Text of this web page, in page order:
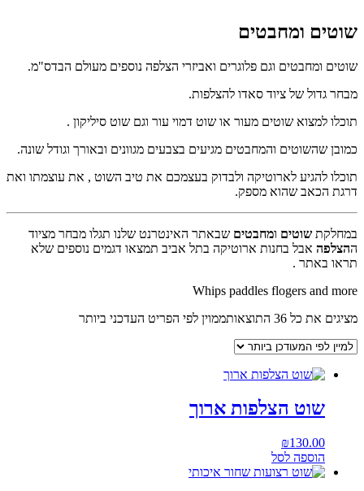
שוטים ומחבטים
שוטים ומחבטים וגם פלוגרים ואביזרי הצלפה נוספים מעולם הבדס"מ.
מבחר גדול של ציוד סאדו להצלפות.
תוכלו למצוא שוטים מעור או שוט דמוי עור וגם שוט סיליקון .
כמובן שהשוטים והמחבטים מגיעים בצבעים מגוונים ובאורך וגודל שונה.
תוכלו להגיע לארוטיקה ולבדוק בעצמכם את טיב השוט , את עוצמתו ואת
דרגת הכאב שהוא מספק.
במחלקת שוטים ומחבטים שבאתר האינטרנט שלנו תגלו מבחר מציוד
ההצלפה אבל בחנות ארוטיקה בתל אביב תמצאו דגמים נוספים שלא
תראו באתר .
Whips paddles flogers and more
מציגים את כל ⁦36⁩ התוצאות
ממוין לפי הפריט העדכני ביותר
שוט הצלפות ארוך
₪130.00
הוספה לסל